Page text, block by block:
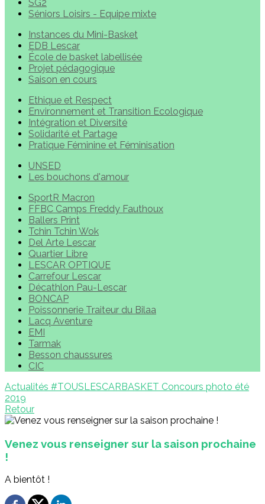
SG2
Séniors Loisirs - Equipe mixte
Instances du Mini-Basket
EDB Lescar
École de basket labellisée
Projet pédagogique
Saison en cours
Ethique et Respect
Environnement et Transition Ecologique
Intégration et Diversité
Solidarité et Partage
Pratique Féminine et Féminisation
UNSED
Les bouchons d'amour
SportR Macron
FFBC Camps Freddy Fauthoux
Ballers Print
Tchin Tchin Wok
Del Arte Lescar
Quartier Libre
LESCAR OPTIQUE
Carrefour Lescar
Décathlon Pau-Lescar
BONCAP
Poissonnerie Traiteur du Bilaa
Lacq Aventure
EMI
Tarmak
Besson chaussures
CIC
Actualités #TOUSLESCARBASKET Concours photo été
2019
Retour
Venez vous renseigner sur la saison prochaine
!
A bientôt !